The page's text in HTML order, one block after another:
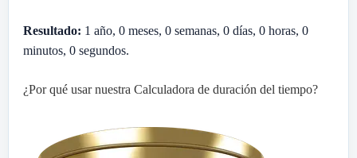
Resultado: 1 año, 0 meses, 0 semanas, 0 días, 0 horas, 0
minutos, 0 segundos.
¿Por qué usar nuestra Calculadora de duración del tiempo?